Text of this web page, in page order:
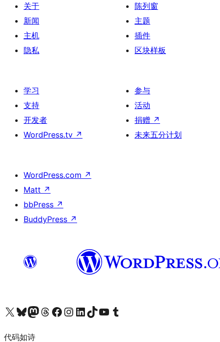
关于
新闻
主机
隐私
陈列窗
主题
插件
区块样板
学习
支持
开发者
WordPress.tv ↗
参与
活动
捐赠 ↗
未来五分计划
WordPress.com ↗
Matt ↗
bbPress ↗
BuddyPress ↗
关注我们的 X（原 Twitter）账号访问我们的 Bluesky 账号关注我们的 Mastodon 账号访问我们的 Threads 账号 访问我们的 Facebook 公共主页关注我们的 Instagram 账号 关注我们的 LinkedIn 主页访问我们的 TikTok 账号访问我们的 YouTube 频道 访问我们的 Tumblr 账号
代码如诗